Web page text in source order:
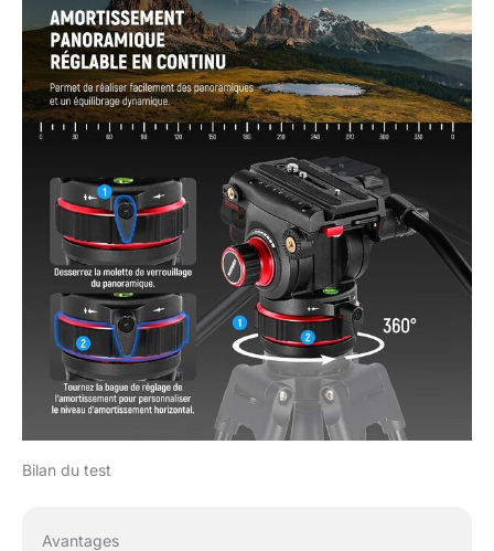
Équipé de coussinets
antidérapants, le trépied
offre un support stable du
film sur différents types
de sols
Bilan du test
Avantages